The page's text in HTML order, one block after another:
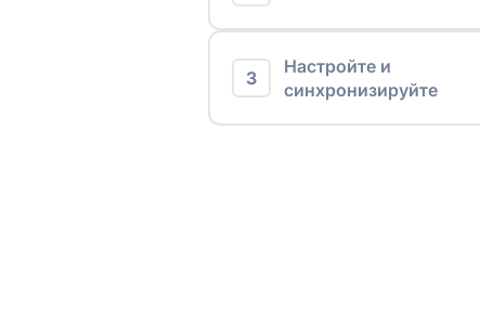
3
Настройте и
синхронизируйте